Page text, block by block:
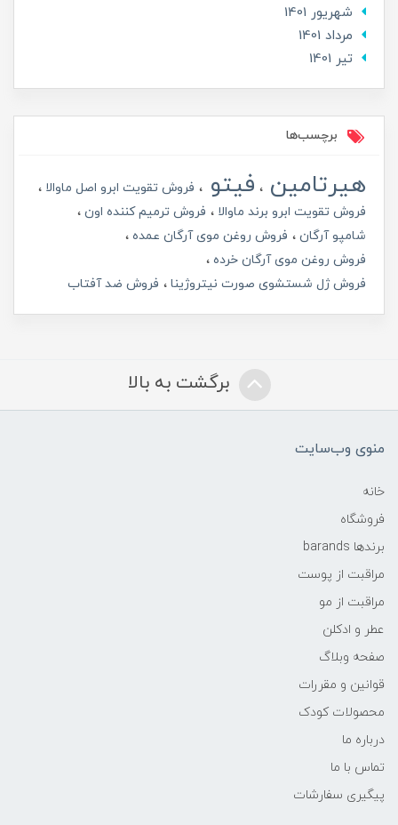
شهریور 1401
مرداد 1401
تير 1401
برچسب‌ها
هیرتامین فیتو
فروش تقویت ابرو اصل ماوالا
فروش تقویت ابرو برند ماوالا
فروش ترمیم کننده اون
شامپو آرگان
فروش روغن موی آرگان عمده
فروش روغن موی آرگان خرده
فروش ژل شستشوی صورت نیتروژینا
فروش ضد آفتاب
برگشت به بالا
منوی وب‌سایت
خانه
فروشگاه
برندها barands
مراقبت از پوست
مراقبت از مو
عطر و ادکلن
صفحه وبلاگ
قوانین و مقررات
محصولات کودک
درباره ما
تماس با ما
پیگیری سفارشات